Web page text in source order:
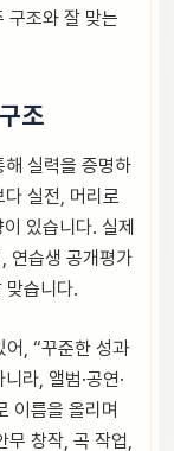
구조와 잘 맞는
조
해 실력을 증명하
다 실전, 머리로
있습니다. 실제
연습생 공개평가
맞습니다.
어, “꾸준한 성과
라, 앨범·공연·
이름을 올리며
무 창작, 곡 작업,